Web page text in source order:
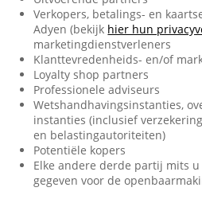
Verkopers, betalings- en
Adyen (bekijk hier hun
marketingdienstverleners
Klanttevredenheids- en/of
Loyalty shop partners
Professionele adviseurs
Wetshandhavingsinstanties,
instanties (inclusief
en belastingautoriteiten)
Potentiële kopers
Elke andere derde partij mits
gegeven voor de